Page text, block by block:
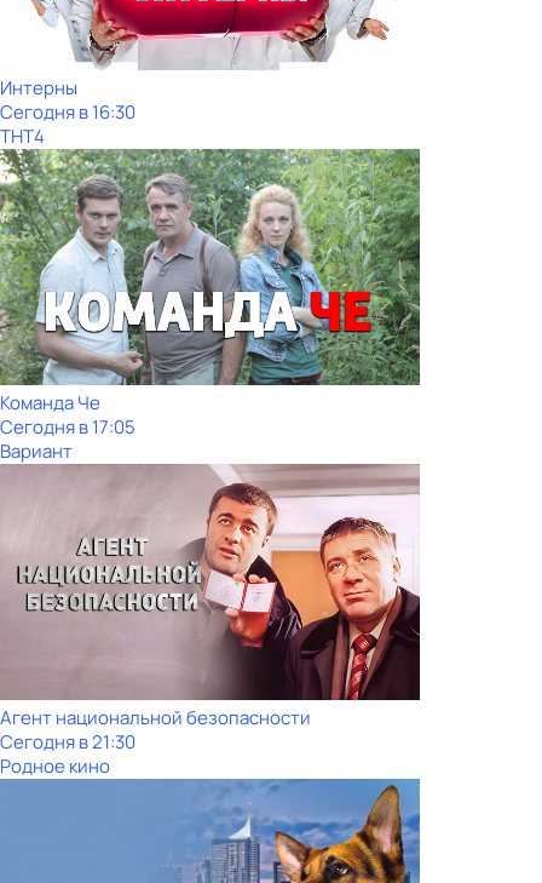
Интерны
Сегодня в 16:30
ТНТ4
Команда Че
Сегодня в 17:05
Вариант
Агент национальной безопасности
Сегодня в 21:30
Родное кино